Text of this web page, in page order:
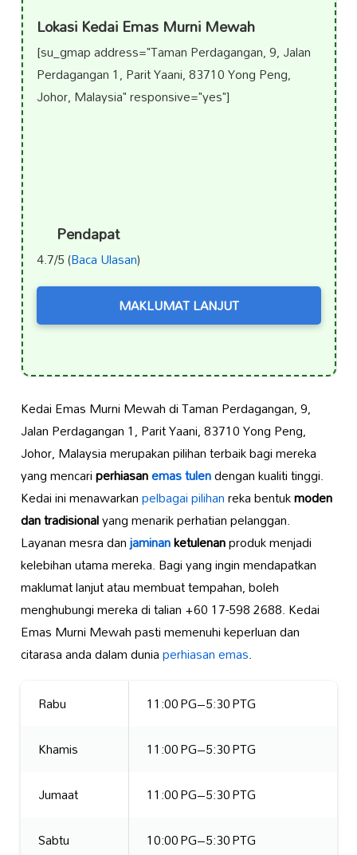
Lokasi Kedai Emas Murni Mewah
[su_gmap address="Taman Perdagangan, 9, Jalan
Perdagangan 1, Parit Yaani, 83710 Yong Peng,
Johor, Malaysia" responsive="yes"]
Pendapat
4.7/5 (Baca Ulasan)
MAKLUMAT LANJUT
Kedai Emas Murni Mewah di Taman Perdagangan, 9,
Jalan Perdagangan 1, Parit Yaani, 83710 Yong Peng,
Johor, Malaysia merupakan pilihan terbaik bagi mereka
yang mencariperhiasanemas tulendengan kualiti tinggi.
Kedai ini menawarkanpelbagai pilihanreka bentukmoden
dan tradisionalyang menarik perhatian pelanggan.
Layanan mesra danjaminanketulenanproduk menjadi
kelebihan utama mereka. Bagi yang ingin mendapatkan
maklumat lanjut atau membuat tempahan, boleh
menghubungi mereka di talian +60 17-598 2688. Kedai
Emas Murni Mewah pasti memenuhi keperluan dan
citarasa anda dalam duniaperhiasan emas.
Rabu
11:00 PG–5:30 PTG
Khamis
11:00 PG–5:30 PTG
Jumaat
11:00 PG–5:30 PTG
Sabtu
10:00 PG–5:30 PTG